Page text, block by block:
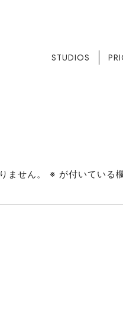
STUDIOS
ません。 ※ が付いている